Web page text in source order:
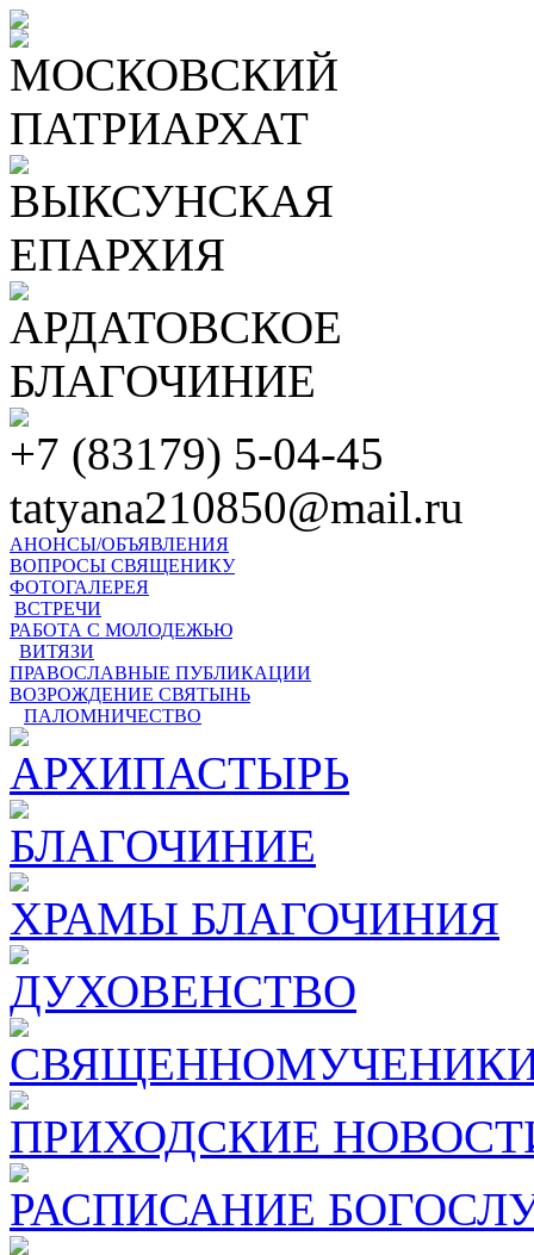
МОСКОВСКИЙ
ПАТРИАРХАТ
ВЫКСУНСКАЯ
ЕПАРХИЯ
АРДАТОВСКОЕ
БЛАГОЧИНИЕ
+7 (83179) 5-04-45
tatyana210850@mail.ru
АНОНСЫ/ОБЪЯВЛЕНИЯ
ВОПРОСЫ СВЯЩЕНИКУ
ФОТОГАЛЕРЕЯ
ВСТРЕЧИ
РАБОТА С МОЛОДЕЖЬЮ
ВИТЯЗИ
ПРАВОСЛАВНЫЕ ПУБЛИКАЦИИ
ВОЗРОЖДЕНИЕ СВЯТЫНЬ
ПАЛОМНИЧЕСТВО
АРХИПАСТЫРЬ
БЛАГОЧИНИЕ
ХРАМЫ БЛАГОЧИНИЯ
ДУХОВЕНСТВО
ПРИХОДСКИЕ
РАСПИСАНИЕ